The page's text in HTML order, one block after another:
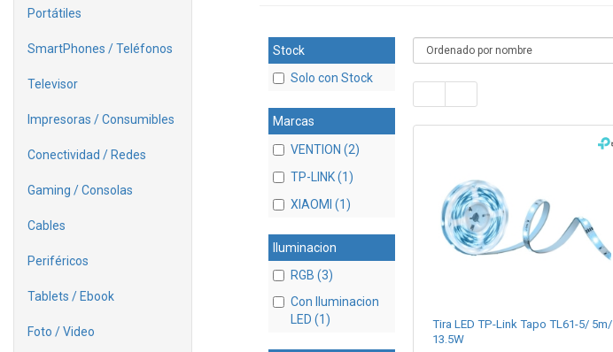
Portátiles
SmartPhones / Teléfonos
Televisor
Impresoras / Consumibles
Conectividad / Redes
Gaming / Consolas
Cables
Periféricos
Tablets / Ebook
Foto / Video
Stock
Solo con Stock
Marcas
VENTION (2)
TP-LINK (1)
XIAOMI (1)
Iluminacion
RGB (3)
Con Iluminacion
LED (1)
Tira LED TP-Link Tapo TL61-5/ 5m/
13.5W